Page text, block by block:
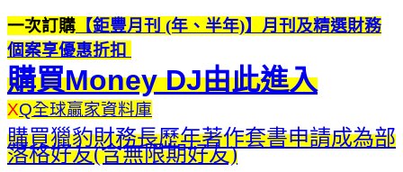
一次訂購 【鉅豐月刊 (年、半年)】月刊及精選財務
個案享優惠折扣
購買Money DJ由此進入
XQ全球贏家資料庫
購買獵豹財務長歷年著作套書申請成為部
落格好友(含無限期好友)